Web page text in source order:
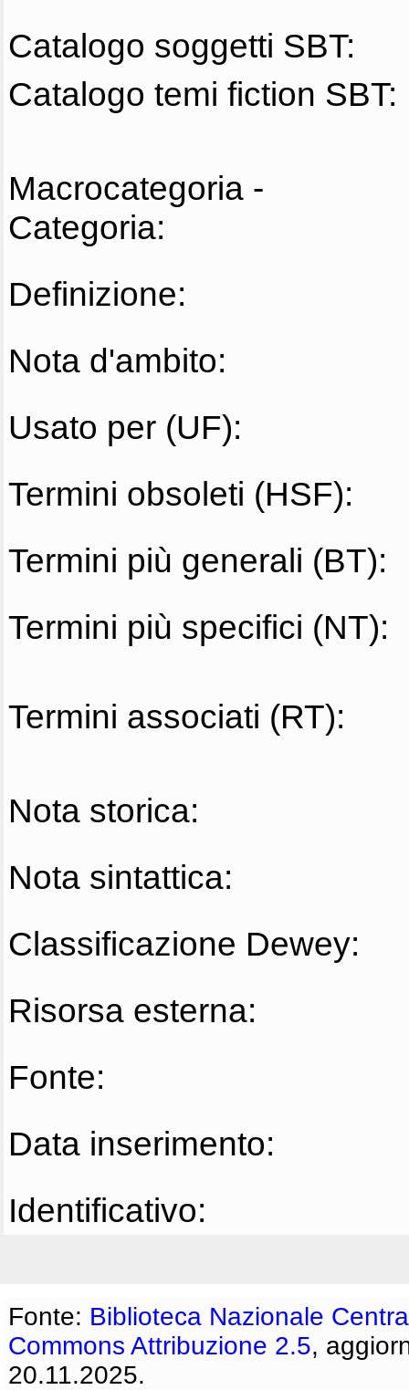
Catalogo soggetti SBT:
Catalogo temi fiction SBT:
Macrocategoria -
Categoria:
Definizione:
Nota d'ambito:
Usato per (UF):
Termini obsoleti (HSF):
Termini più generali (BT):
Termini più specifici (NT):
Termini associati (RT):
Nota storica:
Nota sintattica:
Classificazione Dewey:
Risorsa esterna:
Fonte:
Data inserimento:
Identificativo:
Fonte: Biblioteca Nazionale
Commons Attribuzione 2.5,
20.11.2025.